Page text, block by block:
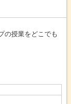
の授業をどこでも